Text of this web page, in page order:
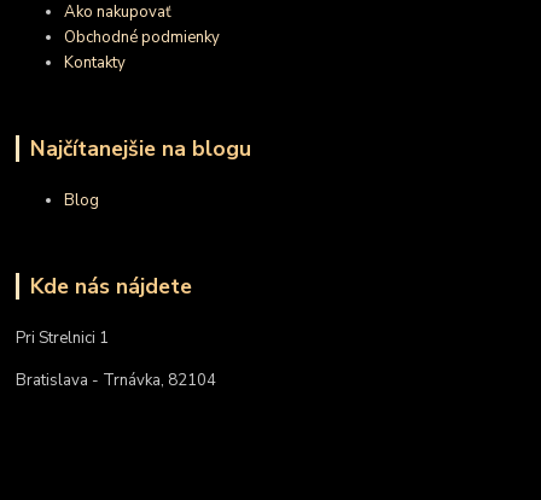
Ako nakupovať
Obchodné podmienky
Kontakty
Najčítanejšie na blogu
Blog
Kde nás nájdete
Pri Strelnici 1
Bratislava - Trnávka, 82104